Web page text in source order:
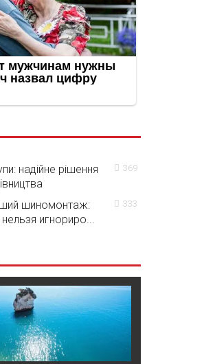
надійне рішення
369
шиномонтаж:
игнориро...
333